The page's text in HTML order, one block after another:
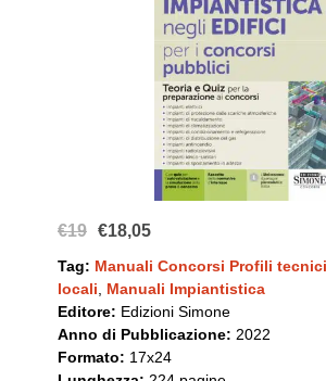
€19 €18,05
Tag: Manuali Concorsi Profili
locali, Manuali Impiantistica
Editore: Edizioni Simone
Anno di Pubblicazione: 2022
Formato: 17x24